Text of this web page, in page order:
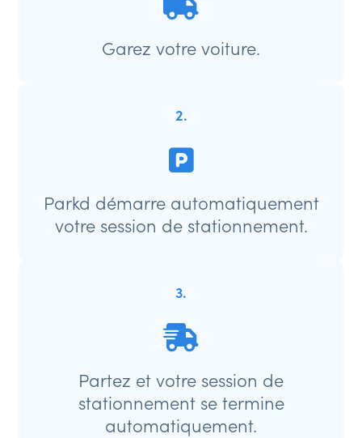
Garez votre voiture.
2.
Parkd démarre automatiquement
votre session de stationnement.
3.
Partez et votre session de
stationnement se termine
automatiquement.